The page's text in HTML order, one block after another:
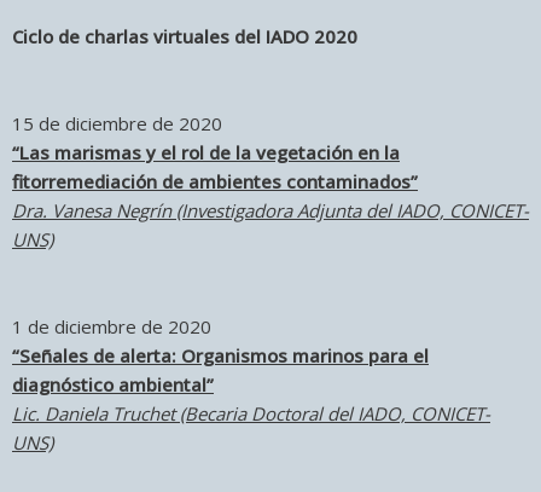
Ciclo de charlas virtuales del IADO 2020
15 de diciembre de 2020
“Las marismas y el rol de la vegetación en la
fitorremediación de ambientes contaminados”
Dra. Vanesa Negrín (Investigadora Adjunta del IADO, CONICET-
UNS)
1 de diciembre de 2020
“Señales de alerta: Organismos marinos para el
diagnóstico ambiental”
Lic. Daniela Truchet (Becaria Doctoral del IADO, CONICET-
UNS)